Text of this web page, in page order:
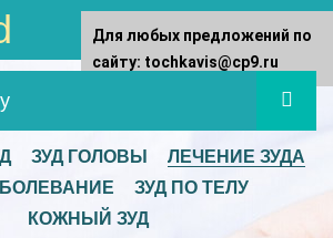
ЗУД ГОЛОВЫ
ЛЕЧЕНИЕ ЗУДА
ЗУД ПО ТЕЛУ
КОЖНЫЙ ЗУД
Для любых предложений по
сайту: tochkavis@cp9.ru